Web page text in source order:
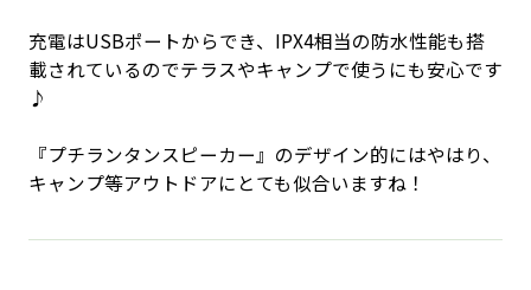
充電はUSBポートからでき、IPX4相当の防水性能も搭
載されているのでテラスやキャンプで使うにも安心です
♪
『プチランタンスピーカー』のデザイン的にはやはり、
キャンプ等アウトドアにとても似合いますね！